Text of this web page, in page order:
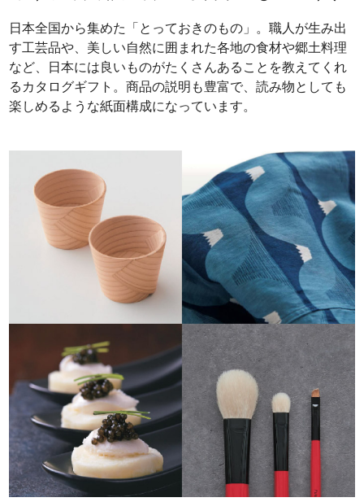
日本全国から集めた「とっておきのもの」。職人が生み出
す工芸品や、美しい自然に囲まれた各地の食材や郷土料理
など、日本には良いものがたくさんあることを教えてくれ
るカタログギフト。商品の説明も豊富で、読み物としても
楽しめるような紙面構成になっています。